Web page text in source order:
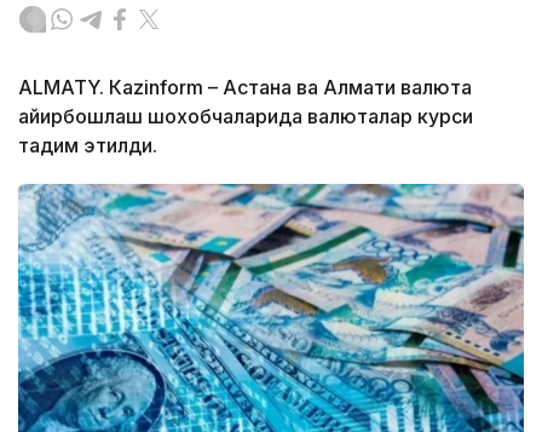
ALMATY. Кazinform – Астана ва Алмати валюта
айирбошлаш шохобчаларида валюталар курси
тақдим этилди.